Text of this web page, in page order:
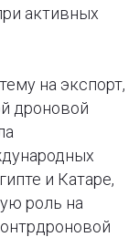
активных
на экспорт,
дроновой
и Катаре,
роль на